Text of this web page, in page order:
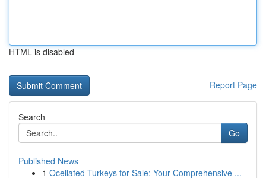
HTML is disabled
Report Page
Search
Go
Published News
1 Ocellated Turkeys for Sale: Your Comprehensive ...